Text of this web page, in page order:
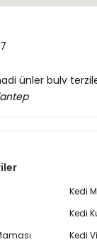
ünler bulv
Kedi
Kedi
Kedi